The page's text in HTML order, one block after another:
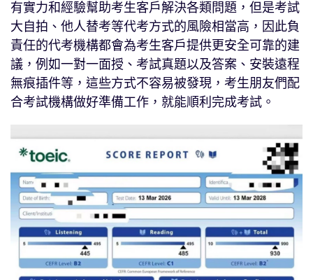
有實力和經驗幫助考生客戶解決各類問題，但是考試
大自拍、他人替考等代考方式的風險相當高，因此負
責任的代考機構都會為考生客戶提供更安全可靠的建
議，例如一對一面授、考試真題以及答案、安裝遠程
無痕插件等，這些方式不容易被發現，考生朋友們配
合考試機構做好準備工作，就能順利完成考試。